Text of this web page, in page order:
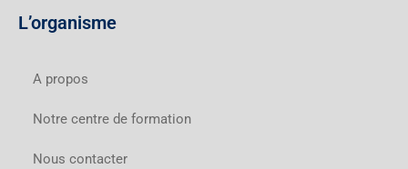
L’organisme
A propos
Notre centre de formation
Nous contacter